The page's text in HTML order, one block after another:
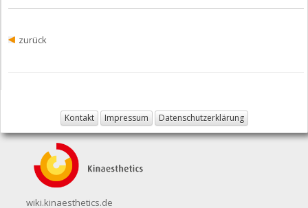
zurück
Kontakt Impressum Datenschutzerklärung
wiki.kinaesthetics.de